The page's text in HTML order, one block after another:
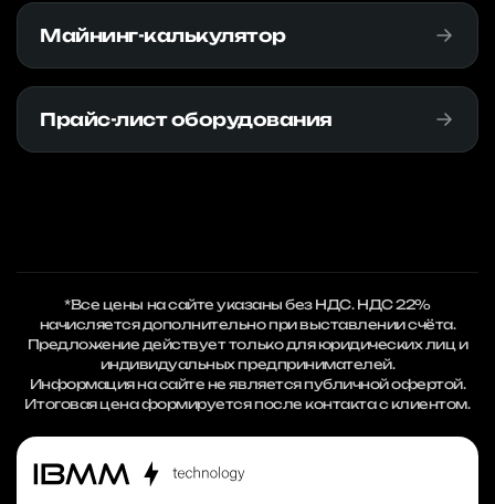
Майнинг-калькулятор
Прайс-лист оборудования
*Все цены на сайте указаны без НДС. НДС 22%
начисляется дополнительно при выставлении счёта.
Предложение действует только для юридических лиц и
индивидуальных предпринимателей.
Информация на сайте не является публичной офертой.
Итоговая цена формируется после контакта с клиентом.